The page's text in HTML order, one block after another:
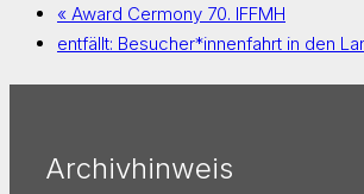
« Award Cermony 70. IFFMH
entfällt: Besucher*innenfahrt in den
Archivhinweis